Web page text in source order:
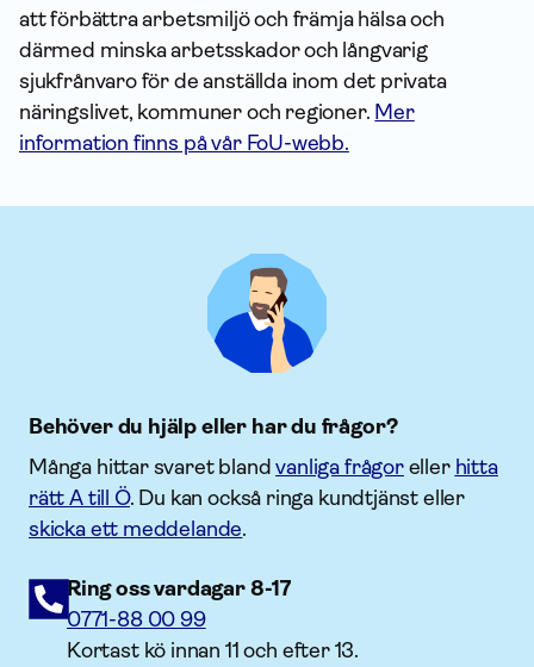
att förbättra arbetsmiljö och främja hälsa och
därmed minska arbetsskador och långvarig
sjukfrånvaro för de anställda inom det privata
näringslivet, kommuner och regioner. Mer
information finns på vår FoU-webb.
Behöver du hjälp eller har du frågor?
Många hittar svaret blandvanliga frågoreller hitta
rätt A till Ö. Du kan också ringa kundtjänst eller
skicka ett meddelande.
Ring oss vardagar 8-17
0771-88 00 99
Kortast kö innan 11 och efter 13.